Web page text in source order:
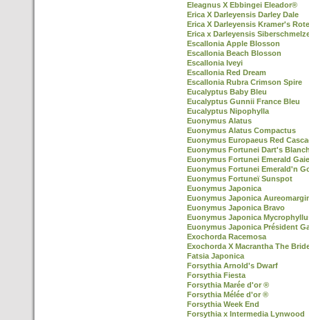
Eleagnus X Ebbingei Eleador®
Erica X Darleyensis Darley Dale
Erica X Darleyensis Kramer's Rote
Erica x Darleyensis
Escallonia Apple Blosson
Escallonia Beach Blosson
Escallonia Iveyi
Escallonia Red Dream
Escallonia Rubra Crimson Spire
Eucalyptus Baby Bleu
Eucalyptus Gunnii France Bleu
Eucalyptus Nipophylla
Euonymus Alatus
Euonymus Alatus Compactus
Euonymus Europaeus Red
Euonymus Fortunei Dart's
Euonymus Fortunei Emerald
Euonymus Fortunei Emerald'n
Euonymus Fortuneï Sunspot
Euonymus Japonica
Euonymus Japonica
Euonymus Japonica Bravo
Euonymus Japonica
Euonymus Japonica Président
Exochorda Racemosa
Exochorda X Macrantha The
Fatsia Japonica
Forsythia Arnold's Dwarf
Forsythia Fiesta
Forsythia Marée d'or ®
Forsythia Mélée d'or ®
Forsythia Week End
Forsythia x Intermedia Lynwood